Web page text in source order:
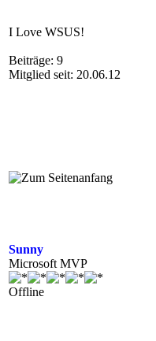
I Love WSUS!
Beiträge: 9
Mitglied seit: 20.06.12
Sunny
Microsoft MVP
Offline